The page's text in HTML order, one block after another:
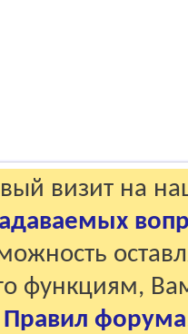
визит на
функциям,
Правил форума